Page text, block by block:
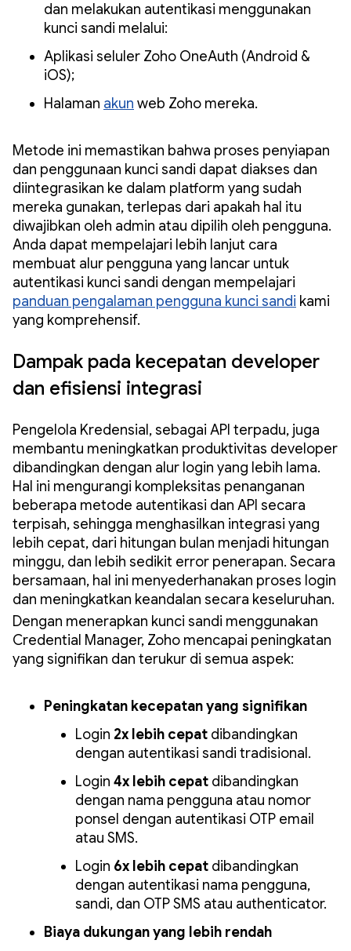
dan melakukan autentikasi menggunakan
kunci sandi melalui:
Aplikasi seluler Zoho OneAuth (Android &
iOS);
Halaman akun web Zoho mereka.
Metode ini memastikan bahwa proses penyiapan
dan penggunaan kunci sandi dapat diakses dan
diintegrasikan ke dalam platform yang sudah
mereka gunakan, terlepas dari apakah hal itu
diwajibkan oleh admin atau dipilih oleh pengguna.
Anda dapat mempelajari lebih lanjut cara
membuat alur pengguna yang lancar untuk
autentikasi kunci sandi dengan mempelajari
panduan pengalaman pengguna kunci sandi kami
yang komprehensif.
Dampak pada kecepatan developer
dan efisiensi integrasi
Pengelola Kredensial, sebagai API terpadu, juga
membantu meningkatkan produktivitas developer
dibandingkan dengan alur login yang lebih lama.
Hal ini mengurangi kompleksitas penanganan
beberapa metode autentikasi dan API secara
terpisah, sehingga menghasilkan integrasi yang
lebih cepat, dari hitungan bulan menjadi hitungan
minggu, dan lebih sedikit error penerapan. Secara
bersamaan, hal ini menyederhanakan proses login
dan meningkatkan keandalan secara keseluruhan.
Dengan menerapkan kunci sandi menggunakan
Credential Manager, Zoho mencapai peningkatan
yang signifikan dan terukur di semua aspek:
Peningkatan kecepatan yang signifikan
Login 2x lebih cepat dibandingkan
dengan autentikasi sandi tradisional.
Login 4x lebih cepat dibandingkan
dengan nama pengguna atau nomor
ponsel dengan autentikasi OTP email
atau SMS.
Login 6x lebih cepat dibandingkan
dengan autentikasi nama pengguna,
sandi, dan OTP SMS atau authenticator.
Biaya dukungan yang lebih rendah